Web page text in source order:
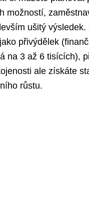
možností,
ušitý výsledek.
přivýdělek
na 3 až 6 tisících),
ale získáte
růstu.